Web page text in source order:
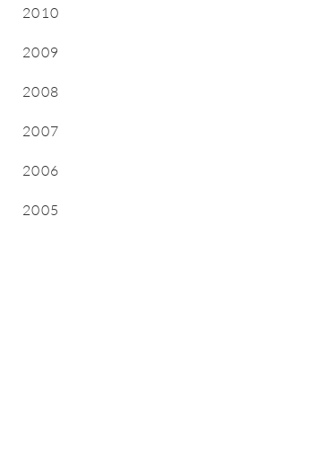
2010
2009
2008
2007
2006
2005